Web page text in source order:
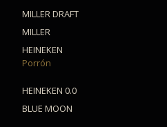
MILLER DRAFT
MILLER
HEINEKEN
Porrón
HEINEKEN 0.0
BLUE MOON